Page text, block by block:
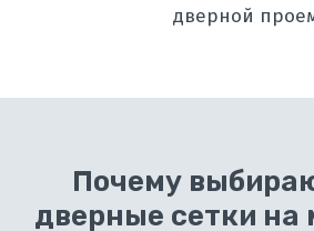
дверной
Почему
дверные сетки на